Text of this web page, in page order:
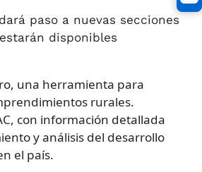
paso a nuevas secciones
disponibles
una herramienta para
rurales.
con información detallada
y análisis del desarrollo
el país.